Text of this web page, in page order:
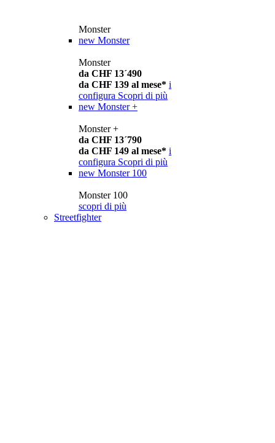
Monster
new Monster
Monster
da CHF 13´490
da CHF 139 al mese* i
configura Scopri di più
new Monster +
Monster +
da CHF 13´790
da CHF 149 al mese* i
configura Scopri di più
new Monster 100
Monster 100
scopri di più
Streetfighter